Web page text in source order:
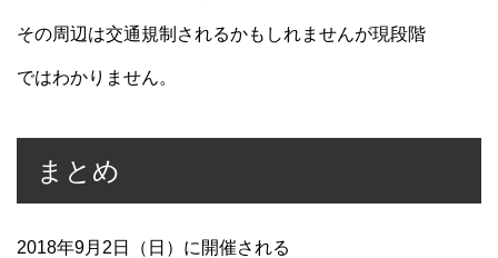
その周辺は交通規制されるかもしれませんが現段階
ではわかりません。
まとめ
2018年9月2日（日）に開催される